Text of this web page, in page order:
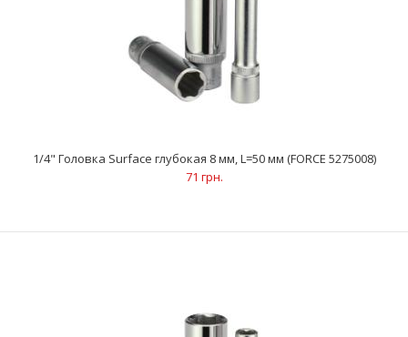
1/4" Головка Surface глубокая 7 мм, L=50 мм (FORCE 5275007)
..
1/4" Головка Surface глубокая 8 мм, L=50 мм (FORCE 5275008)
71 грн.